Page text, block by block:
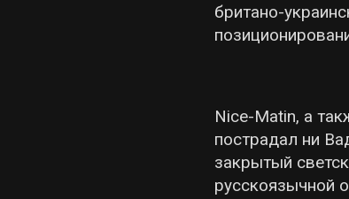
британо-
Nice-Matin, а
пострадал ни
закрытый
русскоязычной